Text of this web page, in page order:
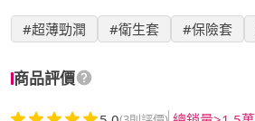
#超薄勁潤 #衛生套 #保險套
商品評價